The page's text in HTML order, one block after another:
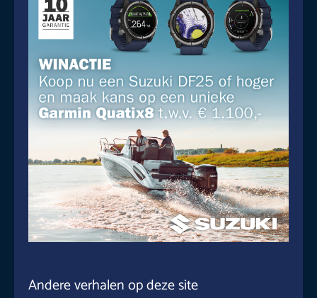
Andere verhalen op deze site